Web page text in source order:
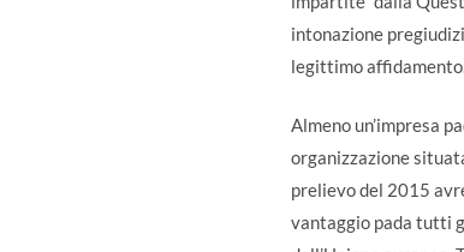
intonazione
legittimo affidamento.
Almeno un’impresa
organizzazione
prelievo del 2015
vantaggio pada tutti